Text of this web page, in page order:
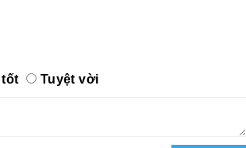
tốt Tuyệt vời